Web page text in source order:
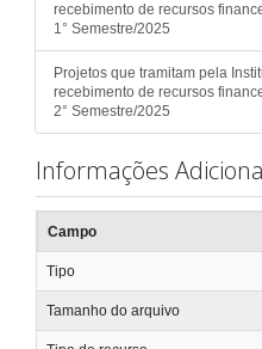
recebimento de recursos
1° Semestre/2025
Projetos que tramitam pela
recebimento de recursos
2° Semestre/2025
Informações
Campo
Tipo
Tamanho do arquivo